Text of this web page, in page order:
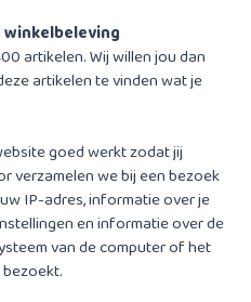
winkelbeleving
artikelen. Wij willen jou dan
artikelen te vinden wat je
goed werkt zodat jij
verzamelen we bij een bezoek
IP-adres, informatie over je
en informatie over de
van de computer of het